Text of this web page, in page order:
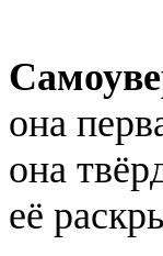
она
она
её